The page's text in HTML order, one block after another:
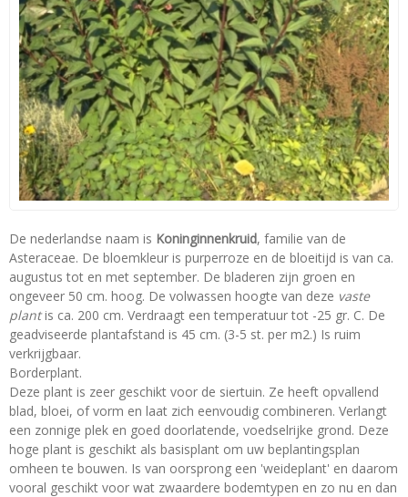
De nederlandse naam is Koninginnenkruid, familie van de
Asteraceae. De bloemkleur is purperroze en de bloeitijd is van ca.
augustus tot en met september. De bladeren zijn groen en
ongeveer 50 cm. hoog. De volwassen hoogte van deze vaste
plantis ca. 200 cm. Verdraagt een temperatuur tot -25 gr. C. De
geadviseerde plantafstand is 45 cm. (3-5 st. per m2.) Is ruim
verkrijgbaar.
Borderplant.
Deze plant is zeer geschikt voor de siertuin. Ze heeft opvallend
blad, bloei, of vorm en laat zich eenvoudig combineren. Verlangt
een zonnige plek en goed doorlatende, voedselrijke grond. Deze
hoge plant is geschikt als basisplant om uw beplantingsplan
omheen te bouwen. Is van oorsprong een 'weideplant' en daarom
vooral geschikt voor wat zwaardere bodemtypen en zo nu en dan